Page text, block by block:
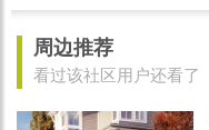
周边推荐
看过该社区用户还看了